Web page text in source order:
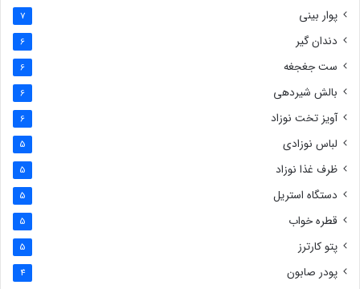
پوار بینی 7
دندان گیر 6
ست جغجغه 6
بالش شیردهی 6
آویز تخت نوزاد 6
لباس نوزادی 5
ظرف غذا نوزاد 5
دستگاه استریل 5
قطره خواب 5
پتو کارترز 5
پودر صابون 4